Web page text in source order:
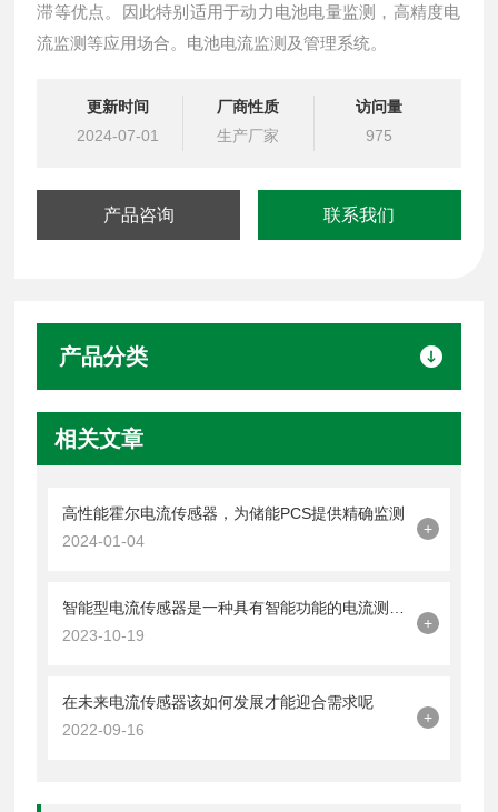
滞等优点。因此特别适用于动力电池电量监测，高精度电
流监测等应用场合。电池电流监测及管理系统。
更新时间
2024-07-01
厂商性质
生产厂家
访问量
975
产品咨询 联系我们
产品分类
相关文章
高性能霍尔电流传感器，为储能PCS提供精确监测
2024-01-04
+
2023-10-19
+
在未来电流传感器该如何发展才能迎合需求呢
2022-09-16
+